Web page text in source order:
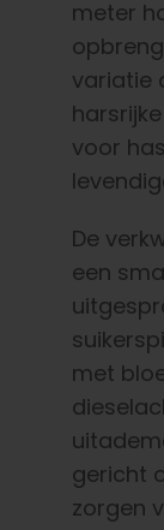
meter
variatie
voor
De
een
met
gericht
zorgen